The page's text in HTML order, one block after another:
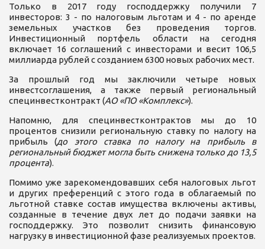
Только в 2017 году господдержку получили 7
инвесторов: 3 - по налоговым льготам и 4 - по аренде
земельных участков без проведения торгов.
Инвестиционный портфель области на сегодня
включает 16 соглашений с инвесторами и весит 106,5
миллиарда рублей с созданием 6300 новых рабочих мест.
За прошлый год мы заключили четыре новых
инвестсоглашения, а также первый региональный
специнвестконтракт (АО «ПО «Комплекс»).
Напомню, для специнвестконтрактов мы до 10
процентов снизили региональную ставку по налогу на
прибыль (до этого ставка по налогу на прибыль в
региональный бюджет могла быть снижена только до 13,5
процента).
Помимо уже зарекомендовавших себя налоговых льгот
и других преференций с этого года в облагаемый по
льготной ставке состав имущества включены активы,
созданные в течение двух лет до подачи заявки на
господдержку. Это позволит снизить финансовую
нагрузку в инвестиционной фазе реализуемых проектов.